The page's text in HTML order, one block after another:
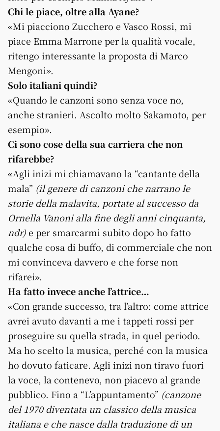
Chi le piace, oltre alla Ayane?
«Mi piacciono Zucchero e Vasco Rossi, mi
piace Emma Marrone per la qualità vocale,
ritengo interessante la proposta di Marco
Mengoni».
Solo italiani quindi?
«Quando le canzoni sono senza voce no,
anche stranieri. Ascolto molto Sakamoto, per
esempio».
Ci sono cose della sua carriera che non
rifarebbe?
«Agli inizi mi chiamavano la “cantante della
mala” (il genere di canzoni che narrano le
storie della malavita, portate al successo da
Ornella Vanoni alla fine degli anni cinquanta,
ndr)e per smarcarmi subito dopo ho fatto
qualche cosa di buffo, di commerciale che non
mi convinceva davvero e che forse non
rifarei».
Ha fatto invece anche l’attrice…
«Con grande successo, tra l’altro: come attrice
avrei avuto davanti a me i tappeti rossi per
proseguire su quella strada, in quel periodo.
Ma ho scelto la musica, perché con la musica
ho dovuto faticare. Agli inizi non tiravo fuori
la voce, la contenevo, non piacevo al grande
pubblico. Fino a “L’appuntamento” (canzone
del 1970 diventata un classico della musica
italiana e che nasce dalla traduzione di un